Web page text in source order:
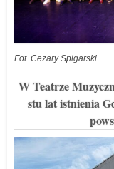
Fot. Cezary Spigarski.
W Teatrze
stu lat istnienia